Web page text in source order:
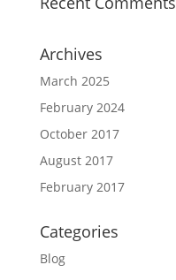
Archives
March 2025
February 2024
October 2017
August 2017
February 2017
Categories
Blog